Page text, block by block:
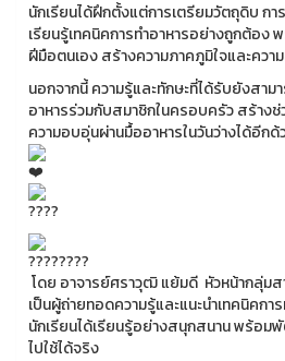
นักเรียนได้ฝึกตั้งแต่การเตรียมวัตถุดิบ ก
เรียนรู้เทคนิคการทำอาหารอย่างถูกต้อง
ฝีมือตนเอง สร้างความภาคภูมิใจและคว
นอกจากนี้ ความรู้และทักษะที่ได้รับยังสาม
อาหารร่วมกับสมาชิกในครอบครัว สร้างช่
ความอบอุ่นผ่านมื้ออาหารในวันว่างได้อีกด้
โดย อาจารย์ศราวุฒิ แย้มดี หัวหน้ากลุ่มส
เป็นผู้ถ่ายทอดความรู้และแนะนำเทคนิคกา
นักเรียนได้เรียนรู้อย่างสนุกสนาน พร้อม
ไปใช้ได้จริง